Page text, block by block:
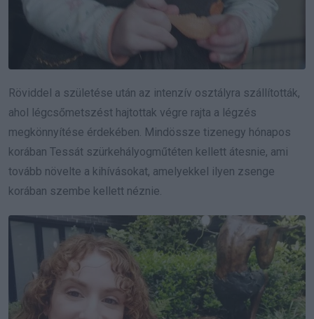
Röviddel a születése után az intenzív osztályra szállították,
ahol légcsőmetszést hajtottak végre rajta a légzés
megkönnyítése érdekében. Mindössze tizenegy hónapos
korában Tessát szürkehályogműtéten kellett átesnie, ami
tovább növelte a kihívásokat, amelyekkel ilyen zsenge
korában szembe kellett néznie.